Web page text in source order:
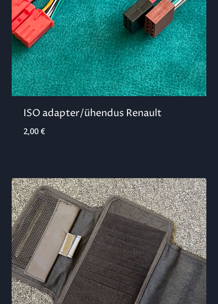
ISO adapter/ühendus Renault
2,00 €